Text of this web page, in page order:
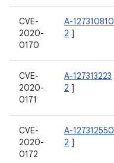
CVE-
2020-
0170
A-127310810
2 ]
CVE-
2020-
0171
A-127313223
2 ]
CVE-
2020-
0172
A-127312550
2 ]